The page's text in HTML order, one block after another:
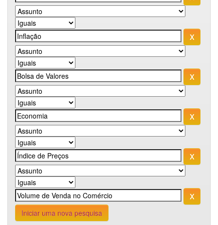
Iniciar uma nova pesquisa